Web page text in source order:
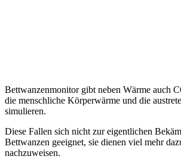
Bettwanzenmonitor gibt neben Wärme auch
die menschliche Körperwärme und die
simulieren.
Diese Fallen sich nicht zur eigentlichen
Bettwanzen geeignet, sie dienen viel mehr
nachzuweisen.